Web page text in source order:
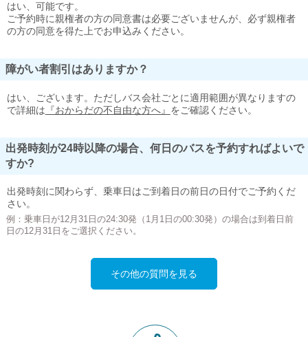
はい、可能です。
ご予約時に親権者の方の同意書は必要ございませんが、必ず親権者
の方の同意を得た上でお申込みください。
障がい者割引はありますか？
はい、ございます。ただしバス会社ごとに適用範囲が異なりますの
で詳細は 『おからだの不自由な方へ』 をご確認ください。
出発時刻が24時以降の場合、何日のバスを予約すればよいで
すか?
出発時刻に関わらず、乗車日はご到着日の前日の日付でご予約くだ
さい。
例：乗車日が12月31日の24:30発（1月1日の00:30発）の場合は到着日前
日の12月31日をご選択ください。
その他の質問を見る